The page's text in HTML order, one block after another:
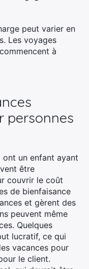
peut varier en
Les voyages
à
personnes
un enfant ayant
être
couvrir le coût
de bienfaisance
et gèrent des
peuvent même
Quelques
lucratif, ce qui
vacances pour
le client.